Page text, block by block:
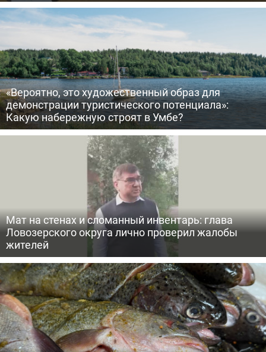
«Вероятно, это художественный образ для
демонстрации туристического потенциала»:
Какую набережную строят в Умбе?
Мат на стенах и сломанный инвентарь: глава
Ловозерского округа лично проверил жалобы
жителей